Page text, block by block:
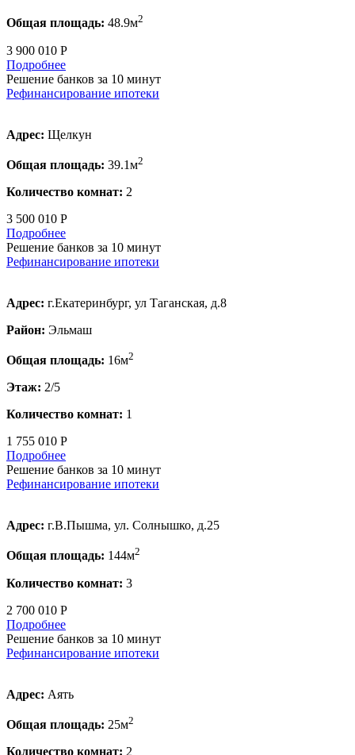
Общая площадь: 48.9м2
3 900 010 Р
Подробнее
Решение банков за 10 минут
Рефинансирование ипотеки
Адрес: Щелкун
Общая площадь: 39.1м2
Количество комнат: 2
3 500 010 Р
Подробнее
Решение банков за 10 минут
Рефинансирование ипотеки
Адрес: г.Екатеринбург, ул Таганская, д.8
Район: Эльмаш
Общая площадь: 16м2
Этаж: 2/5
Количество комнат: 1
1 755 010 Р
Подробнее
Решение банков за 10 минут
Рефинансирование ипотеки
Адрес: г.В.Пышма, ул. Солнышко, д.25
Общая площадь: 144м2
Количество комнат: 3
2 700 010 Р
Подробнее
Решение банков за 10 минут
Рефинансирование ипотеки
Адрес: Аять
Общая площадь: 25м2
Количество комнат: 2